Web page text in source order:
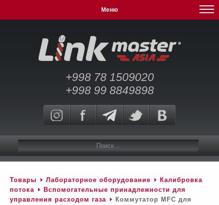
Меню
+998 78 1509020
+998 99 8849898
Товары Лабораторное оборудование
Калибровка
потока
Вспомогательные принадлежности для
управления расходом газа
Коммутатор MFC для